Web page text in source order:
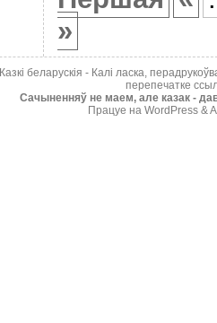
»
Казкі беларускія - Калі ласка,
перепечатке
Cачыненняў не маем, але казак -
Працуе на WordPress &